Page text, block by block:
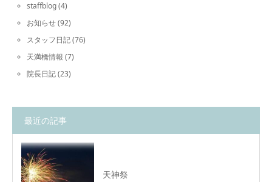
staffblog(4)
お知らせ(92)
スタッフ日記(76)
天満橋情報 (7)
院長日記(23)
最近の記事
天神祭